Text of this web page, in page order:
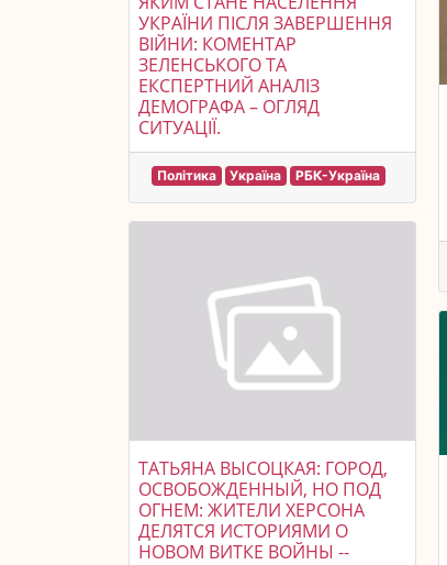
УКРАЇНИ ПІСЛЯ ЗАВЕРШЕННЯ
ВІЙНИ: КОМЕНТАР
ЗЕЛЕНСЬКОГО ТА
ЕКСПЕРТНИЙ АНАЛІЗ
ДЕМОГРАФА – ОГЛЯД
СИТУАЦІЇ.
Політика Україна РБК-Україна
ТАТЬЯНА ВЫСОЦКАЯ: ГОРОД,
ОСВОБОЖДЕННЫЙ, НО ПОД
ОГНЕМ: ЖИТЕЛИ ХЕРСОНА
ДЕЛЯТСЯ ИСТОРИЯМИ О
НОВОМ ВИТКЕ ВОЙНЫ --